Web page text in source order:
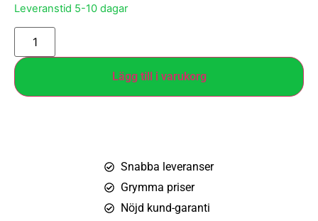
Leveranstid 5-10 dagar
Lägg till i varukorg
Snabba leveranser
Grymma priser
Nöjd kund-garanti